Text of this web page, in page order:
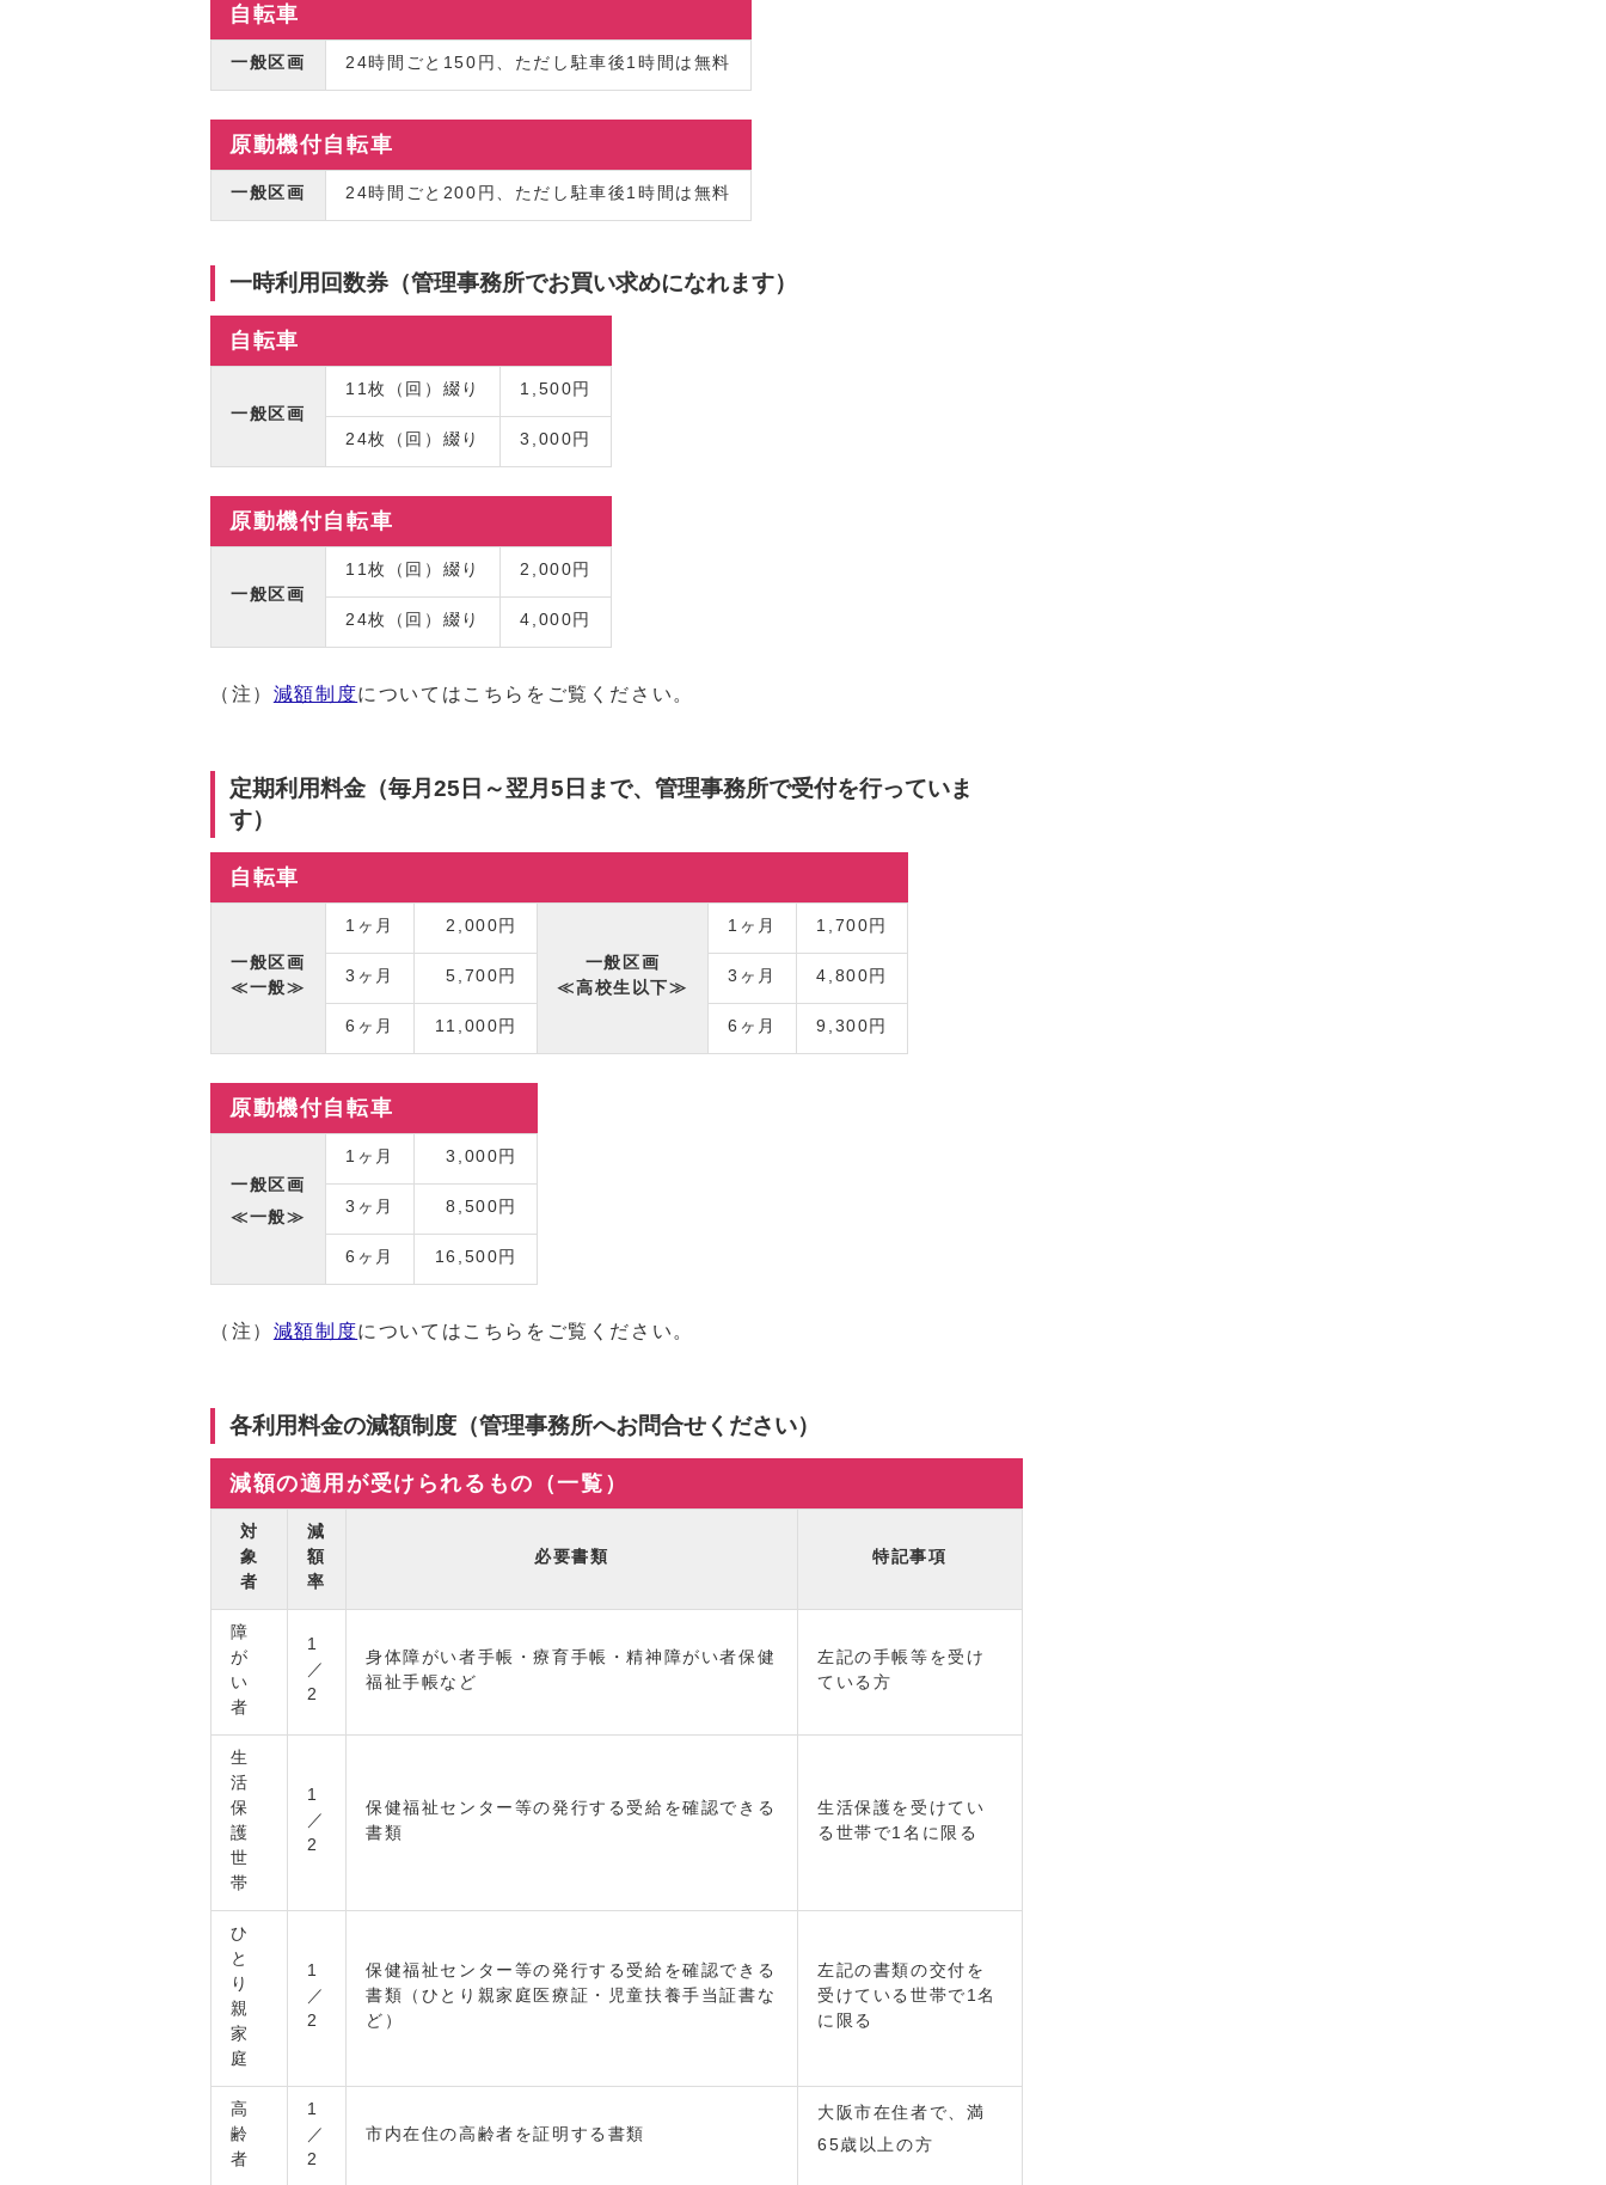
自転車
一般区画 24時間ごと150円、ただし駐車後1時間は無料
原動機付自転車
一般区画 24時間ごと200円、ただし駐車後1時間は無料
一時利用回数券（管理事務所でお買い求めになれます）
自転車
一般区画
11枚（回）綴り 1,500円
24枚（回）綴り 3,000円
原動機付自転車
一般区画
11枚（回）綴り 2,000円
24枚（回）綴り 4,000円
（注） 減額制度についてはこちらをご覧ください。
定期利用料金（毎月25日～翌月5日まで、管理事務所で受付を行っていま
す）
自転車
一般区画
≪一般≫
1ヶ月
2,000円
一般区画
≪高校生以下≫
1ヶ月 1,700円
3ヶ月 5,700円 3ヶ月 4,800円
6ヶ月 11,000円 6ヶ月 9,300円
原動機付自転車
一般区画
≪一般≫
1ヶ月 3,000円
3ヶ月 8,500円
6ヶ月 16,500円
（注） 減額制度についてはこちらをご覧ください。
各利用料金の減額制度（管理事務所へお問合せください）
減額の適用が受けられるもの（一覧）
対
象
者
減
額
率
必要書類 特記事項
障
が
い
者
1
／
2
身体障がい者手帳・療育手帳・精神障がい者保健
福祉手帳など
左記の手帳等を受け
ている方
生
活
保
護
世
帯
1
／
2
保健福祉センター等の発行する受給を確認できる
書類
生活保護を受けてい
る世帯で1名に限る
ひ
と
り
親
家
庭
1
／
2
保健福祉センター等の発行する受給を確認できる
書類（ひとり親家庭医療証・児童扶養手当証書な
ど）
左記の書類の交付を
受けている世帯で1名
に限る
高
齢
者
1
／
2
市内在住の高齢者を証明する書類
大阪市在住者で、満
65歳以上の方